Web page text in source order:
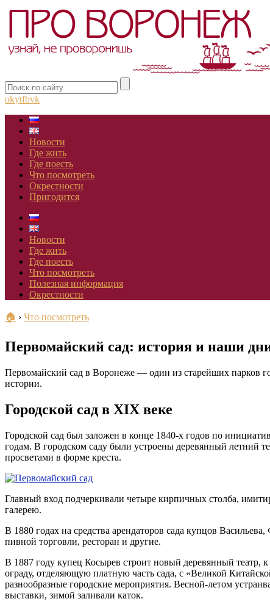
okytfbvk
Новости
Где жить
Где поесть
Что посмотреть
Окрестности
Пригодится
Новости
Где жить
Где поесть
Что посмотреть
Полезная информация
Окрестности
🏠 › Что посмотреть
Первомайский сад: история и наши
Первомайский сад в Воронеже — один из старейших парков
истории.
Городской сад в XIX веке
Городской сад был заложен в конце 1840-х годов по
годам. В городском саду были устроены деревянный летний
просветами в форме креста.
Главный вход подчеркивали четыре кирпичных столба,
галерею.
В 1880 годах на средства арендаторов сада купцов
пивной торговли, ресторан и другие.
В 1887 году купец Косырев строит новый деревянный театр,
ограду, отделяющую платную часть сада, с «Великой
разнообразные городские мероприятия. Весной-летом
выставки, зимой заливали каток.